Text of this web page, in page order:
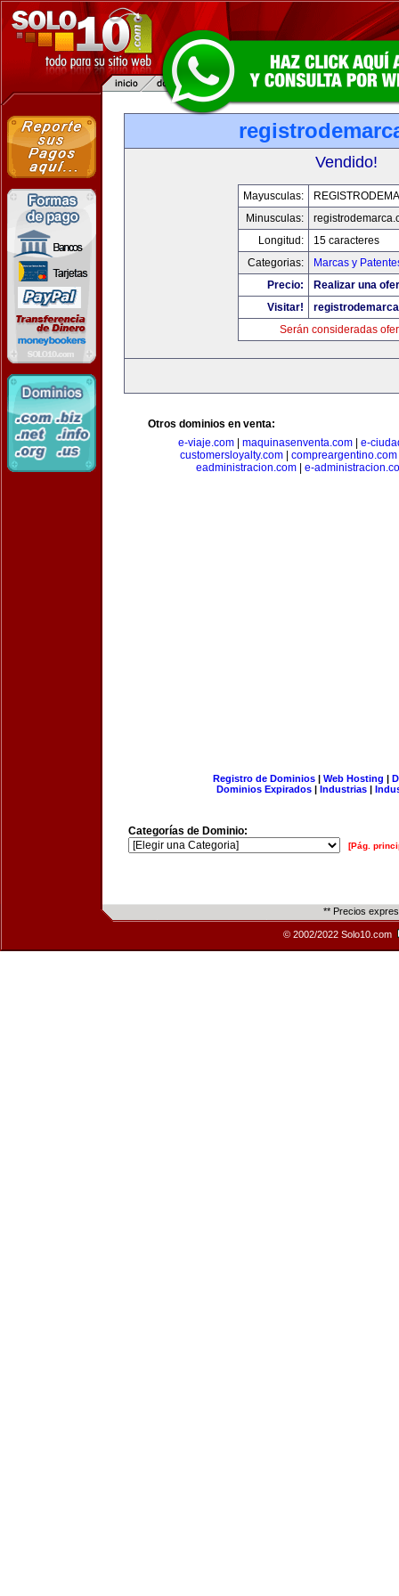
Vendido!
Mayusculas:
Minusculas:
Longitud:
15 caracteres
Categorias:
Marcas y
Precio:
Realizar una
Visitar!
Serán consideradas
Otros dominios en venta:
e-viaje.com| maquinasenventa.com| e-
customersloyalty.com| compreargentino.com
eadministracion.com
e-
Registro de Dominios| Web Hosting |
Dominios Expirados | Industrias |
Categorías de Dominio:
[Pág.
** Precios
© 2002/2022 Solo10.com